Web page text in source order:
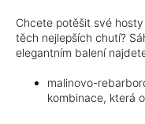
Chcete potěšit své
těch nejlepších chutí?
elegantním balení
malinovo-
kombinace, která